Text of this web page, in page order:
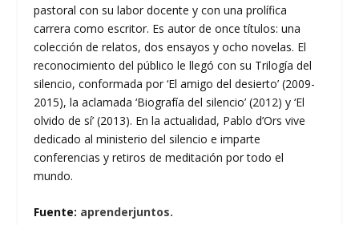
pastoral con su labor docente y con una prolífica
carrera como escritor. Es autor de once títulos: una
colección de relatos, dos ensayos y ocho novelas. El
reconocimiento del público le llegó con su Trilogía del
silencio, conformada por ‘El amigo del desierto’ (2009-
2015), la aclamada ‘Biografía del silencio’ (2012) y ‘El
olvido de sí’ (2013). En la actualidad, Pablo d’Ors vive
dedicado al ministerio del silencio e imparte
conferencias y retiros de meditación por todo el
mundo.
Fuente: aprenderjuntos.